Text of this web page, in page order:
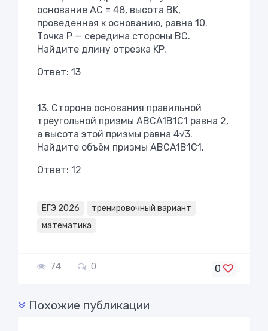
основание AC = 48, высота BK,
проведенная к основанию, равна 10.
Точка P — середина стороны BC.
Найдите длину отрезка KP.
Ответ: 13
13. Сторона основания правильной
треугольной призмы ABCA1B1C1 равна 2,
а высота этой призмы равна 4√3.
Найдите объём призмы ABCA1B1C1.
Ответ: 12
ЕГЭ 2026
тренировочный вариант
математика
74 0 0
Похожие публикации